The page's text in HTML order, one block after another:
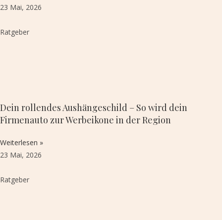
23 Mai, 2026
Ratgeber
Dein rollendes Aushängeschild – So wird dein
Firmenauto zur Werbeikone in der Region
Weiterlesen »
23 Mai, 2026
Ratgeber